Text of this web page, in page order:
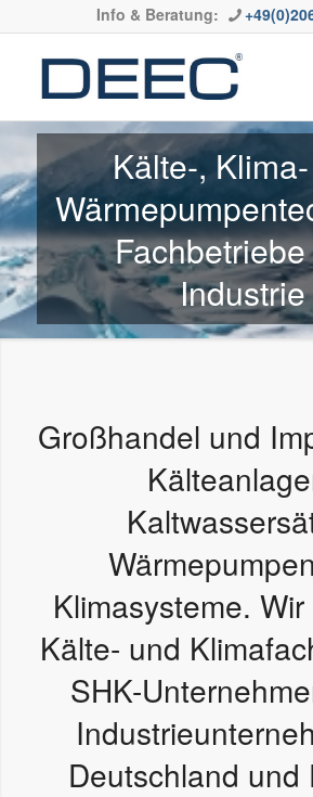
Info & Beratung:
Kälte-,
Industrie
Großhandel und
Klimasysteme.
Kälte- und
SHK-
Deutschland und